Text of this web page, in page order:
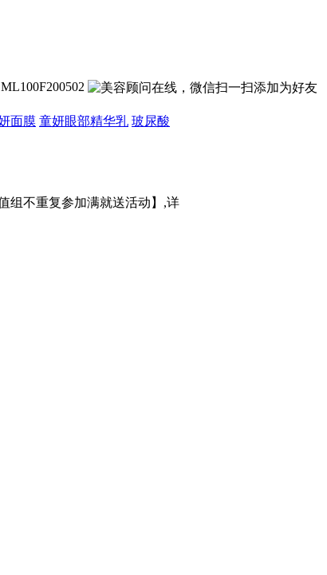
面膜 童妍眼部精华乳 玻尿酸
组不重复参加满就送活动】,详